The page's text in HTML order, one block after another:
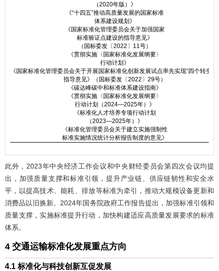
（2020年版）》
《“十四五”推动高质量发展的国家标准
体系建设规划》
《国家标准化管理委员会关于加强国家
标准验证点建设的指导意见》
（国标委发〔2022〕11号）
《贯彻实施〈国家标准化发展纲要〉
行动计划》
《国家标准化管理委员会关于开展国家标准化创新发展试点率先实现“四个转变”的
指导意见》（国标委发〔2022〕29号）
《碳达峰碳中和标准体系建设指南》
《贯彻实施〈国家标准化发展纲要〉
行动计划（2024—2025年）》
《标准化人才培养专项行动计划
（2023—2025年）》
《标准化管理委员会关于建立实施强制性
标准实施情况统计分析报告制度的意见》
此外，2023年中央经济工作会议和中央财经委员会第四次会议均提
出，加强质量支撑和标准引领，提升产业链、供应链韧性和安全水
平，以提高技术、能耗、排放等标准为牵引，推动大规模设备更新和
消费品以旧换新。2024年国务院政府工作报告提出，加强标准引领和
质量支撑，实施标准提升行动，加快构建适应高质量发展要求的标准
体系。
4 交通运输标准化发展重点方向
4.1 标准化与科技创新互促发展